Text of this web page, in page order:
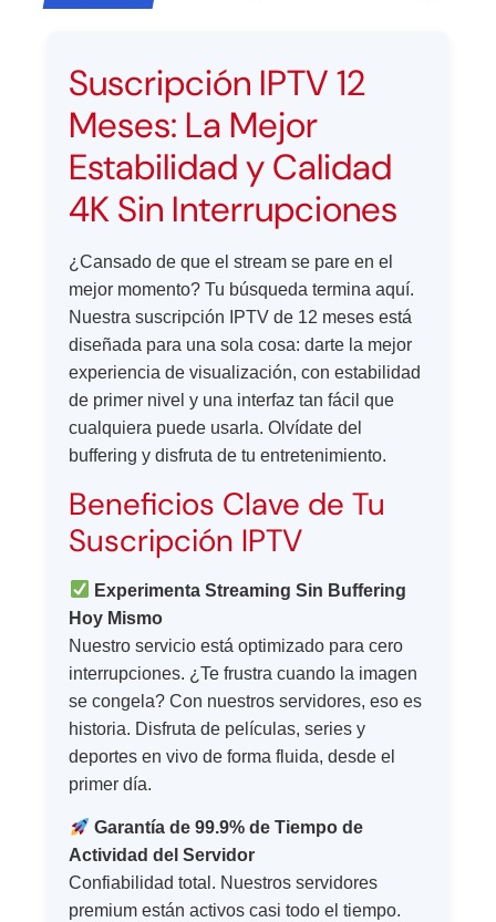
Suscripción IPTV 12
Meses: La Mejor
Estabilidad y Calidad
4K Sin Interrupciones
¿Cansado de que el stream se pare en el
mejor momento? Tu búsqueda termina aquí.
Nuestra suscripción IPTV de 12 meses está
diseñada para una sola cosa: darte la mejor
experiencia de visualización, con estabilidad
de primer nivel y una interfaz tan fácil que
cualquiera puede usarla. Olvídate del
buffering y disfruta de tu entretenimiento.
Beneficios Clave de Tu
Suscripción IPTV
Experimenta Streaming Sin Buffering
Hoy Mismo
Nuestro servicio está optimizado para cero
interrupciones. ¿Te frustra cuando la imagen
se congela? Con nuestros servidores, eso es
historia. Disfruta de películas, series y
deportes en vivo de forma fluida, desde el
primer día.
Garantía de 99.9% de Tiempo de
Actividad del Servidor
Confiabilidad total. Nuestros servidores
premium están activos casi todo el tiempo.